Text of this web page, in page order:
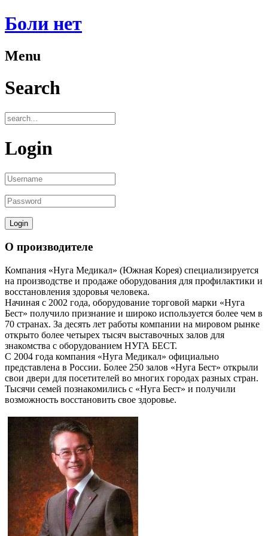
Боли нет
Menu
Search
Login
О производителе
Компания «Нуга Медикал» (Южная Корея) специализируется
на производстве и продаже оборудования для профилактики и
восстановления здоровья человека.
Начиная с 2002 года, оборудование торговой марки «Нуга
Бест» получило признание и широко используется более чем в
70 странах. За десять лет работы компании на мировом рынке
открыто более четырех тысяч выставочных залов для
знакомства с оборудованием НУГА БЕСТ.
С 2004 года компания «Нуга Медикал» официально
представлена в России. Более 250 залов «Нуга Бест» открыли
свои двери для посетителей во многих городах разных стран.
Тысячи семей познакомились с «Нуга Бест» и получили
возможность восстановить свое здоровье.